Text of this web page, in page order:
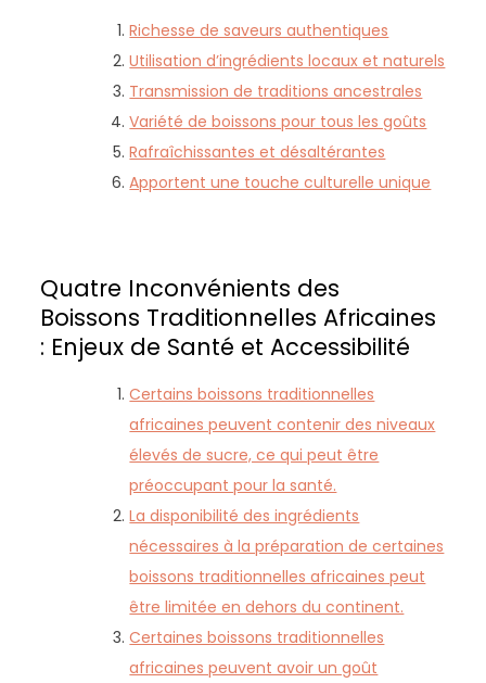
Richesse de saveurs authentiques
Utilisation d’ingrédients locaux et naturels
Transmission de traditions ancestrales
Variété de boissons pour tous les goûts
Rafraîchissantes et désaltérantes
Apportent une touche culturelle unique
Quatre Inconvénients des
Boissons Traditionnelles Africaines
: Enjeux de Santé et Accessibilité
Certains boissons traditionnelles
africaines peuvent contenir des niveaux
élevés de sucre, ce qui peut être
préoccupant pour la santé.
La disponibilité des ingrédients
nécessaires à la préparation de certaines
boissons traditionnelles africaines peut
être limitée en dehors du continent.
Certaines boissons traditionnelles
africaines peuvent avoir un goût